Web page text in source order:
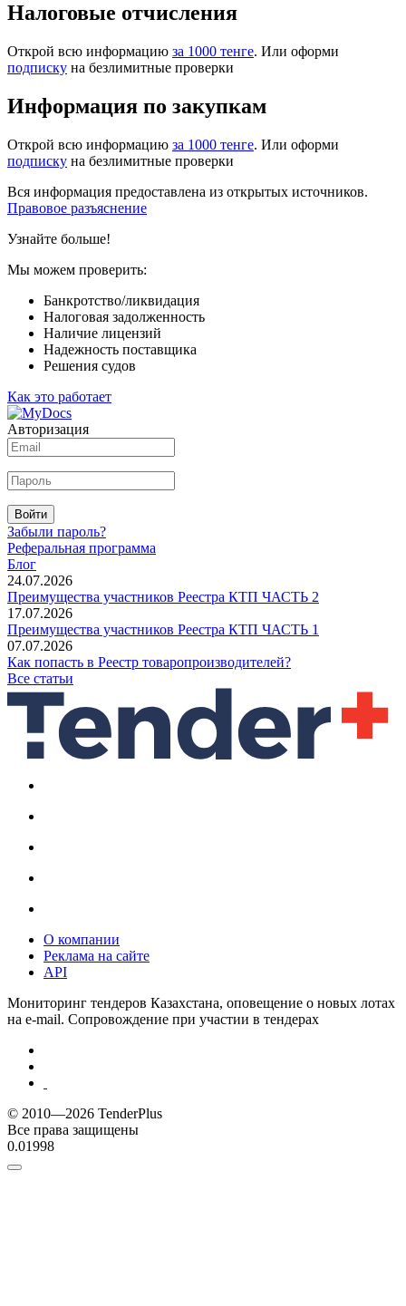
Налоговые отчисления
Открой всю информацию за 1000 тенге. Или оформи
подписку на безлимитные проверки
Информация по закупкам
Открой всю информацию за 1000 тенге. Или оформи
подписку на безлимитные проверки
Вся информация предоставлена из открытых источников.
Правовое разъяснение
Узнайте больше!
Мы можем проверить:
Банкротство/ликвидация
Налоговая задолженность
Наличие лицензий
Надежность поставщика
Решения судов
Как это работает
Авторизация
Войти
Забыли пароль?
Реферальная программа
Блог
24.07.2026
Преимущества участников Реестра КТП ЧАСТЬ 2
17.07.2026
Преимущества участников Реестра КТП ЧАСТЬ 1
07.07.2026
Как попасть в Реестр товаропроизводителей?
Все статьи
О компании
Реклама на сайте
API
Мониторинг тендеров Казахстана, оповещение о новых лотах
на e-mail. Сопровождение при участии в тендерах
© 2010—2026 TenderPlus
Все права защищены
0.01998